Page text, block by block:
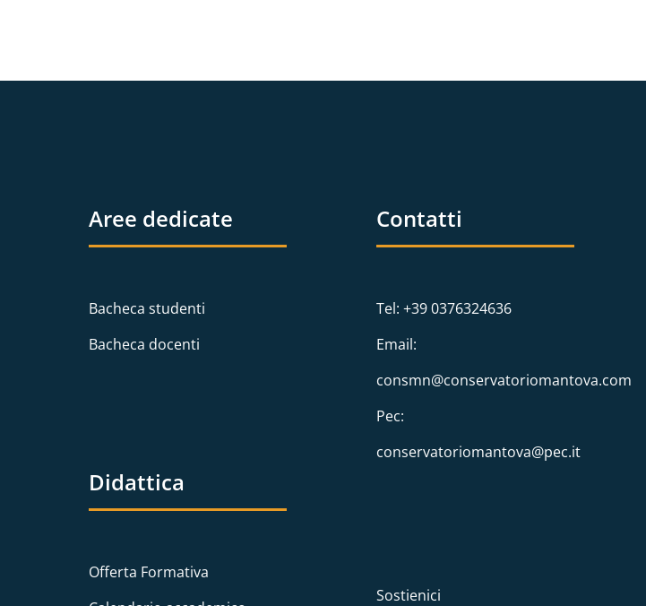
Aree dedicate
Bacheca studenti
Bacheca docenti
Didattica
Offerta Formativa
Contatti
Tel: +39 0376324636
Email:
consmn@conservatoriomantova.com
Pec:
conservatoriomantova@pec.it
Sostienici